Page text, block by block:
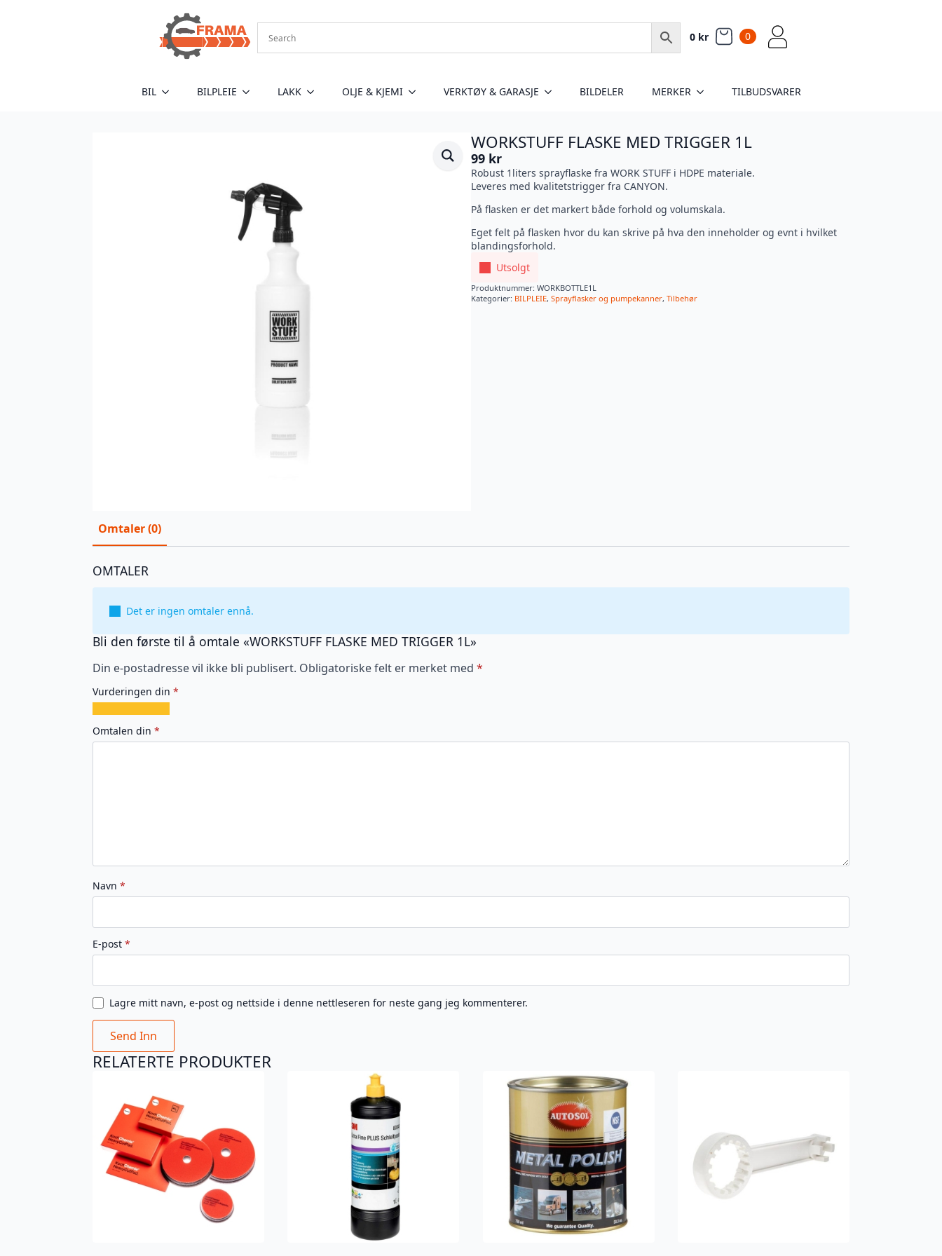
0 kr 0
BIL BILPLEIE LAKK OLJE & KJEMI VERKTØY & GARASJE BILDELER MERKER TILBUDSVARER
WORKSTUFF FLASKE MED TRIGGER 1L
99 kr
Robust 1liters sprayflaske fra WORK STUFF i HDPE materiale.
Leveres med kvalitetstrigger fra CANYON.
På flasken er det markert både forhold og volumskala.
Eget felt på flasken hvor du kan skrive på hva den inneholder og evnt i hvilket
blandingsforhold.
Utsolgt
Produktnummer: WORKBOTTLE1L
Kategorier: BILPLEIE, Sprayflasker og pumpekanner, Tilbehør
Omtaler (0)
OMTALER
Det er ingen omtaler ennå.
Bli den første til å omtale «WORKSTUFF FLASKE MED TRIGGER 1L»
Din e-postadresse vil ikke bli publisert. Obligatoriske felt er merket med *
Vurderingen din *
av
5
av
5
av
5
av
5
av
5
Omtalen din *
Navn *
E-post *
Lagre mitt navn, e-post og nettside i denne nettleseren for neste gang jeg kommenterer.
RELATERTE PRODUKTER